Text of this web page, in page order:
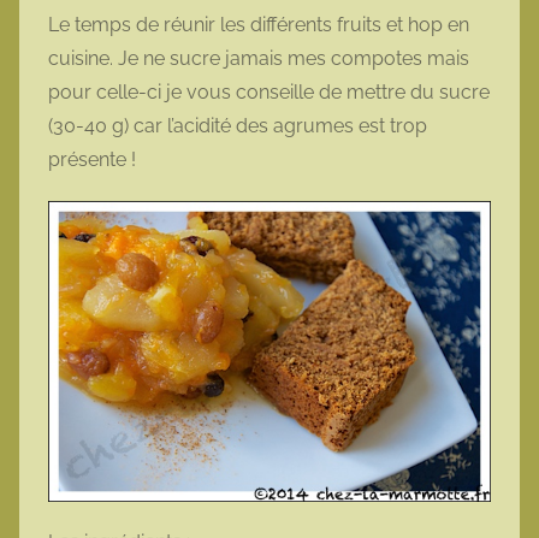
Le temps de réunir les différents fruits et hop en
cuisine. Je ne sucre jamais mes compotes mais
pour celle-ci je vous conseille de mettre du sucre
(30-40 g) car l’acidité des agrumes est trop
présente !